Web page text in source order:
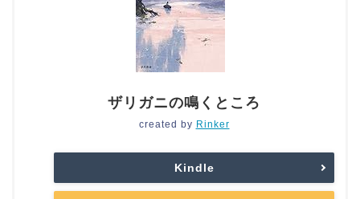
ザリガニの鳴くところ
created by Rinker
Kindle